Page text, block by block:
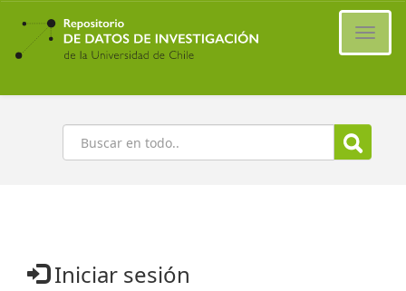
Ir
contenido
principal
Buscar
Iniciar sesión